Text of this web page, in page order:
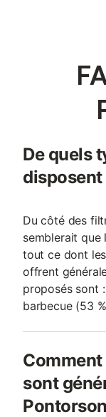
demandée en plus
appartenant aux
Face au Mont St-
plus pittoresques
maison de
navettes
chambres et
getaway to Mont
De quels
disposent
Du côté des
semblerait que
tout ce dont
offrent
proposés sont
barbecue (53
sont